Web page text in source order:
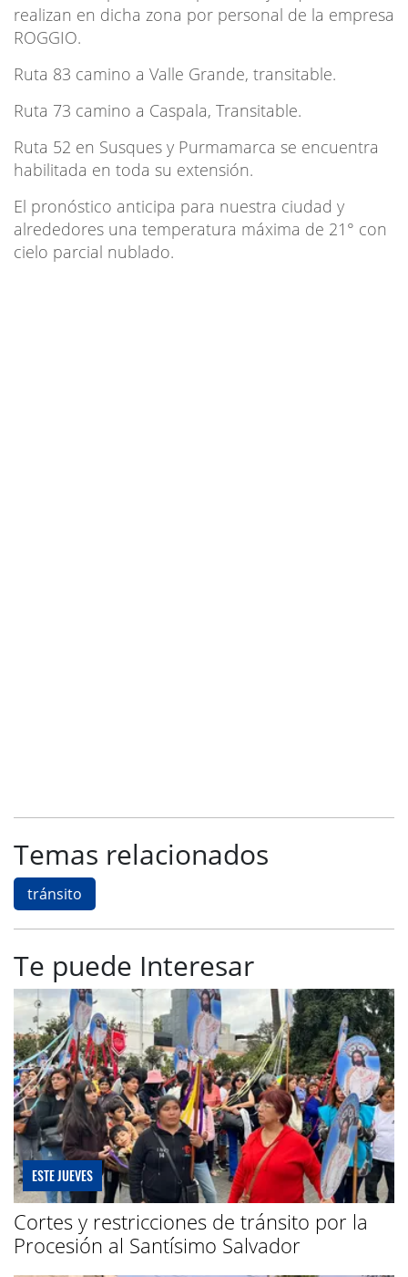
realizan en dicha zona por personal de la empresa
ROGGIO.
Ruta 83 camino a Valle Grande, transitable.
Ruta 73 camino a Caspala, Transitable.
Ruta 52 en Susques y Purmamarca se encuentra
habilitada en toda su extensión.
El pronóstico anticipa para nuestra ciudad y
alrededores una temperatura máxima de 21° con
cielo parcial nublado.
Temas relacionados
tránsito
Te puede Interesar
ESTE JUEVES
Cortes y restricciones de tránsito por la
Procesión al Santísimo Salvador